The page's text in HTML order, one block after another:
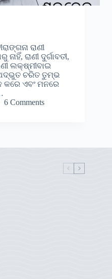
ରାଣୀ
ରାଣୀ ଦୁର୍ଗାବତୀ,
ଲକ୍ଷ୍ମୀବାଇ
ଚରିତ ତୁମ୍ଭ
କରେ ଏବଂ ମନରେ
6 Comments